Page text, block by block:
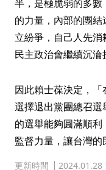
半，是極脆弱的多
的力量，內部的團
立紛爭，自己人先消
民主政治會繼續沉淪
因此賴士葆決定，
選擇退出黨團總召
的選舉能夠圓滿順
監督力量，讓台灣的
更新時間 2024.01.28